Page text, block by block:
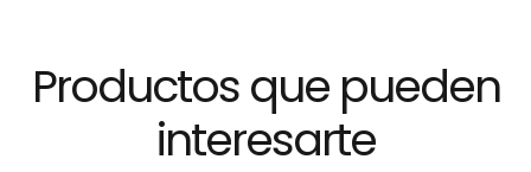
Productos que pueden
interesarte